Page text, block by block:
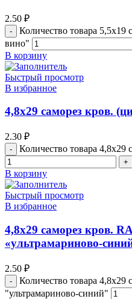
2.50 ₽
Количество товара 5,5х19
вино"
В корзину
Быстрый просмотр
В избранное
4,8х29 саморез кров.
2.30 ₽
Количество товара 4,8х29
В корзину
Быстрый просмотр
В избранное
4,8х29 саморез кров.
«ультрамариново-
2.50 ₽
Количество товара 4,8х29
"ультрамариново-синий"